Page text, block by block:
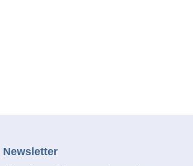
Newsletter